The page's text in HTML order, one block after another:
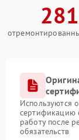
Используются
сертификацию
работу после
обязательств